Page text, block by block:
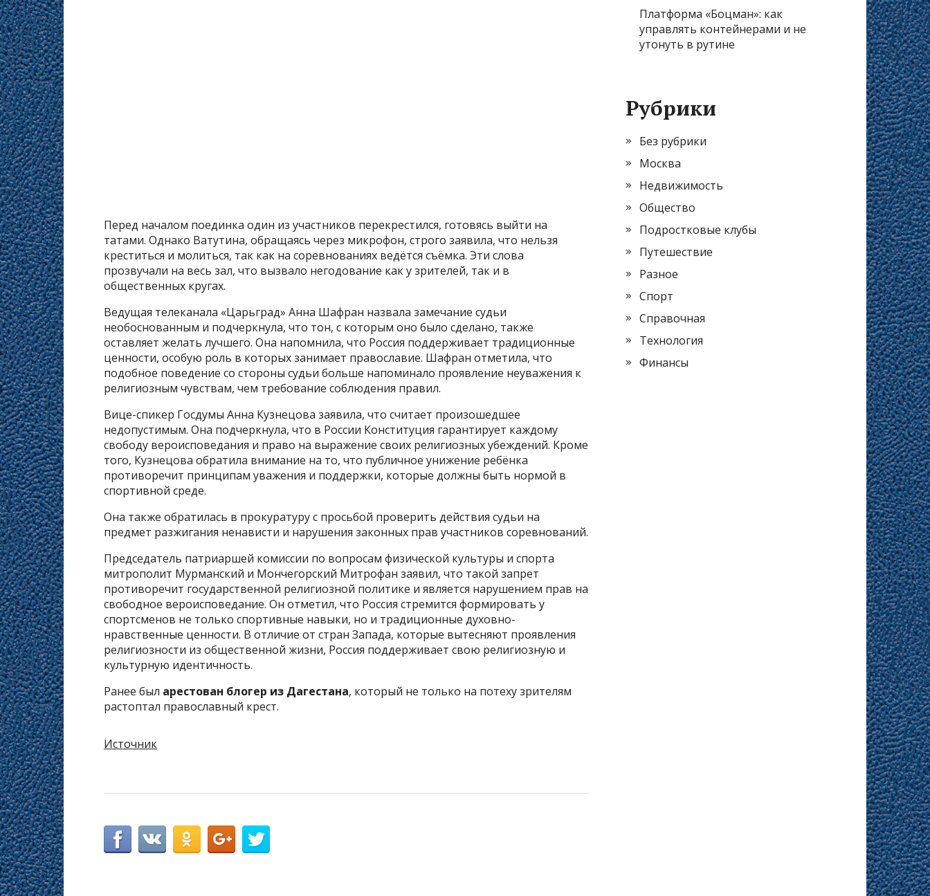
Перед началом поединка один из участников перекрестился, готовясь выйти на
татами. Однако Ватутина, обращаясь через микрофон, строго заявила, что нельзя
креститься и молиться, так как на соревнованиях ведётся съёмка. Эти слова
прозвучали на весь зал, что вызвало негодование как у зрителей, так и в
общественных кругах.
Ведущая телеканала «Царьград» Анна Шафран назвала замечание судьи
необоснованным и подчеркнула, что тон, с которым оно было сделано, также
оставляет желать лучшего. Она напомнила, что Россия поддерживает традиционные
ценности, особую роль в которых занимает православие. Шафран отметила, что
подобное поведение со стороны судьи больше напоминало проявление неуважения к
религиозным чувствам, чем требование соблюдения правил.
Вице-спикер Госдумы Анна Кузнецова заявила, что считает произошедшее
недопустимым. Она подчеркнула, что в России Конституция гарантирует каждому
свободу вероисповедания и право на выражение своих религиозных убеждений. Кроме
того, Кузнецова обратила внимание на то, что публичное унижение ребёнка
противоречит принципам уважения и поддержки, которые должны быть нормой в
спортивной среде.
Она также обратилась в прокуратуру с просьбой проверить действия судьи на
предмет разжигания ненависти и нарушения законных прав участников соревнований.
Председатель патриаршей комиссии по вопросам физической культуры и спорта
митрополит Мурманский и Мончегорский Митрофан заявил, что такой запрет
противоречит государственной религиозной политике и является нарушением прав на
свободное вероисповедание. Он отметил, что Россия стремится формировать у
спортсменов не только спортивные навыки, но и традиционные духовно-
нравственные ценности. В отличие от стран Запада, которые вытесняют проявления
религиозности из общественной жизни, Россия поддерживает свою религиозную и
культурную идентичность.
Ранее был арестован блогер из Дагестана, который не только на потеху зрителям
растоптал православный крест.
Источник
Платформа «Боцман»: как
управлять контейнерами и не
утонуть в рутине
Рубрики
Без рубрики
Москва
Недвижимость
Общество
Подростковые клубы
Путешествие
Разное
Спорт
Справочная
Технология
Финансы